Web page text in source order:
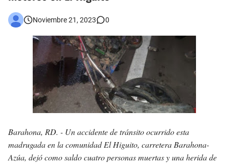
Noviembre 21, 2023 0
Barahona, RD. - Un accidente de tránsito ocurrido esta
madrugada en la comunidad El Higuito, carretera Barahona-
Azúa, dejó como saldo cuatro personas muertas y una herida de